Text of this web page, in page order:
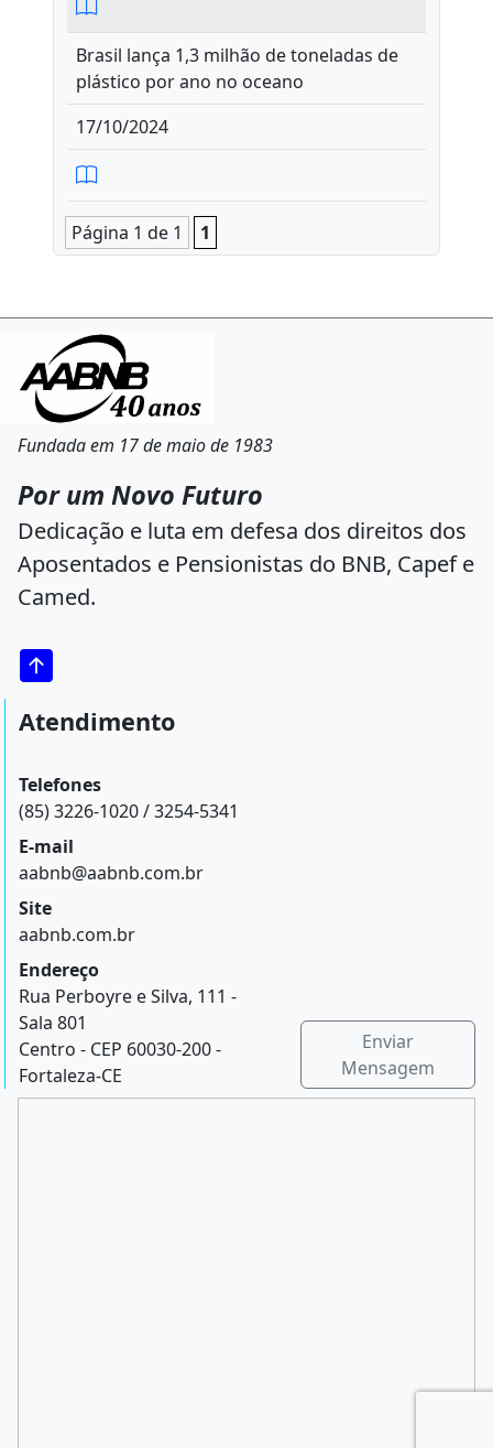
Brasil lança 1,3 milhão de toneladas de
plástico por ano no oceano
17/10/2024
Página 1 de 1 1
Fundada em 17 de maio de 1983
Por um Novo Futuro
Dedicação e luta em defesa dos direitos dos
Aposentados e Pensionistas do BNB, Capef e
Camed.
Atendimento
Telefones
(85) 3226-1020 / 3254-5341
E-mail
aabnb@aabnb.com.br
Site
aabnb.com.br
Endereço
Rua Perboyre e Silva, 111 -
Sala 801
Centro - CEP 60030-200 -
Fortaleza-CE
Enviar
Mensagem